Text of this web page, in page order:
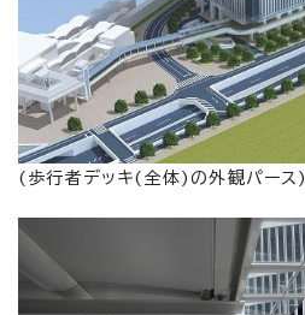
(歩行者デッキ(全体)の外観パース)